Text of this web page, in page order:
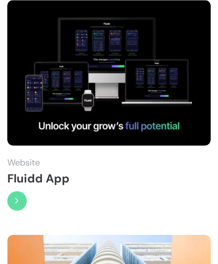
Website
Fluidd App